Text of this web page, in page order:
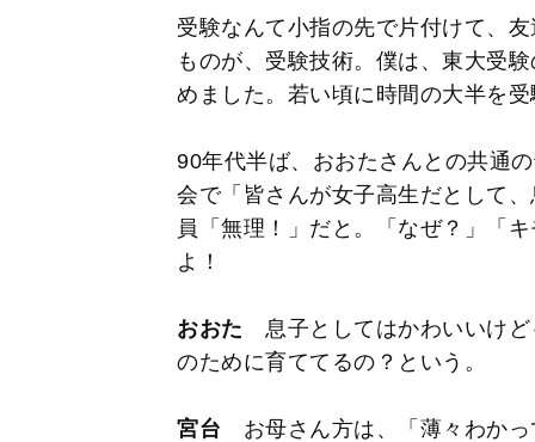
受験なんて小指の先で片付けて、
ものが、受験技術。僕は、東大受
めました。若い頃に時間の大半を
90年代半ば、おおたさんとの共通
会で「皆さんが女子高生だとして
員「無理！」だと。「なぜ？」「
よ！
おおた 息子としてはかわいいけど
のために育ててるの？という。
宮台 お母さん方は、「薄々わかっ